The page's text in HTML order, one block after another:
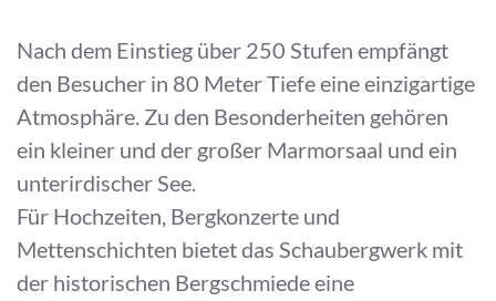
Nach dem Einstieg über 250 Stufen empfängt
den Besucher in 80 Meter Tiefe eine einzigartige
Atmosphäre. Zu den Besonderheiten gehören
ein kleiner und der großer Marmorsaal und ein
unterirdischer See.
Für Hochzeiten, Bergkonzerte und
Mettenschichten bietet das Schaubergwerk mit
der historischen Bergschmiede eine